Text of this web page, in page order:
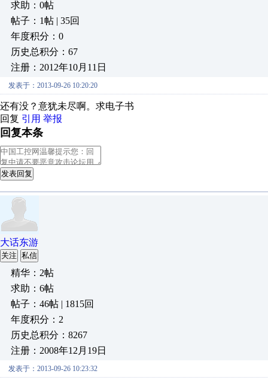
求助：0帖
帖子：1帖 | 35回
年度积分：0
历史总积分：67
注册：2012年10月11日
发表于：2013-09-26 10:20:20
还有没？意犹未尽啊。求电子书
回复 引用 举报
回复本条
发表回复
大话东游
关注 私信
精华：2帖
求助：6帖
帖子：46帖 | 1815回
年度积分：2
历史总积分：8267
注册：2008年12月19日
发表于：2013-09-26 10:23:32